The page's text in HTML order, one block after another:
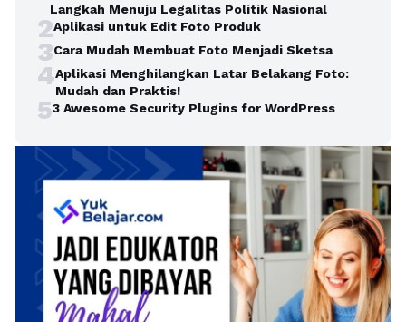
Langkah Menuju Legalitas Politik Nasional
2Aplikasi untuk Edit Foto Produk
3Cara Mudah Membuat Foto Menjadi Sketsa
4Aplikasi Menghilangkan Latar Belakang Foto:
Mudah dan Praktis!
53 Awesome Security Plugins for WordPress